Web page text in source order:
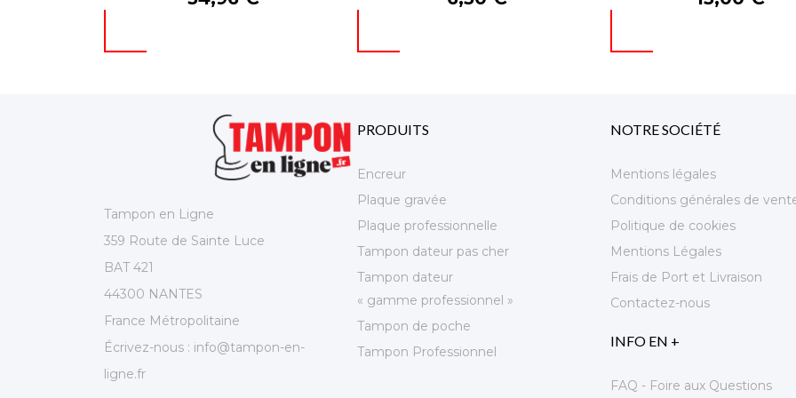
Tampon en Ligne
359 Route de Sainte Luce
BAT 421
44300 NANTES
France Métropolitaine
Écrivez-nous : info@tampon-en-
ligne.fr
PRODUITS
Encreur
Plaque gravée
Plaque professionnelle
Tampon dateur pas cher
Tampon dateur
« gamme professionnel »
Tampon de poche
Tampon Professionnel
NOTRE SOCIÉTÉ
Mentions légales
Conditions générales de
Politique de cookies
Mentions Légales
Frais de Port et Livraison
Contactez-nous
INFO EN +
FAQ - Foire aux Questions